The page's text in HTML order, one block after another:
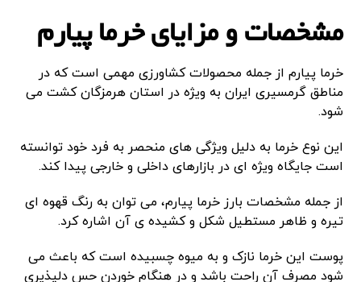
مشخصات و مزایای خرما پیارم
خرما پیارم از جمله محصولات کشاورزی مهمی است که در
مناطق گرمسیری ایران به ویژه در استان هرمزگان کشت می
شود.
این نوع خرما به دلیل ویژگی های منحصر به فرد خود توانسته
است جایگاه ویژه ای در بازارهای داخلی و خارجی پیدا کند.
از جمله مشخصات بارز خرما پیارم، می توان به رنگ قهوه ای
تیره و ظاهر مستطیل شکل و کشیده ی آن اشاره کرد.
پوست این خرما نازک و به میوه چسبیده است که باعث می
شود مصرف آن راحت باشد و در هنگام خوردن حس دلپذیری